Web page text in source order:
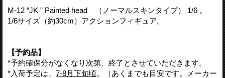
M-12 “JK ” Painted head （ノーマルスキンタイプ） 1/6 。
1/6サイズ（約30cm）アクションフィギュア。
【予約品】
*予約確保分がなくなり次第、終了とさせていただきます。
*入荷予定は、 7-8月下旬頃。（あくまでも目安です。メーカー